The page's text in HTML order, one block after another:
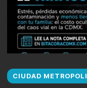
CIUDAD METROPOLI